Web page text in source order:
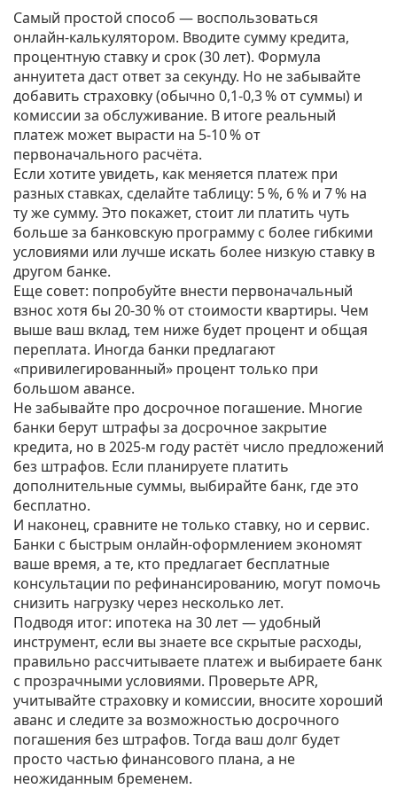
Самый простой способ — воспользоваться
онлайн‑калькулятором. Вводите сумму кредита,
процентную ставку и срок (30 лет). Формула
аннуитета даст ответ за секунду. Но не забывайте
добавить страховку (обычно 0,1‑0,3 % от суммы) и
комиссии за обслуживание. В итоге реальный
платеж может вырасти на 5‑10 % от
первоначального расчёта.
Если хотите увидеть, как меняется платеж при
разных ставках, сделайте таблицу: 5 %, 6 % и 7 % на
ту же сумму. Это покажет, стоит ли платить чуть
больше за банковскую программу с более гибкими
условиями или лучше искать более низкую ставку в
другом банке.
Еще совет: попробуйте внести первоначальный
взнос хотя бы 20‑30 % от стоимости квартиры. Чем
выше ваш вклад, тем ниже будет процент и общая
переплата. Иногда банки предлагают
«привилегированный» процент только при
большом авансе.
Не забывайте про досрочное погашение. Многие
банки берут штрафы за досрочное закрытие
кредита, но в 2025‑м году растёт число предложений
без штрафов. Если планируете платить
дополнительные суммы, выбирайте банк, где это
бесплатно.
И наконец, сравните не только ставку, но и сервис.
Банки с быстрым онлайн‑оформлением экономят
ваше время, а те, кто предлагает бесплатные
консультации по рефинансированию, могут помочь
снизить нагрузку через несколько лет.
Подводя итог: ипотека на 30 лет — удобный
инструмент, если вы знаете все скрытые расходы,
правильно рассчитываете платеж и выбираете банк
с прозрачными условиями. Проверьте APR,
учитывайте страховку и комиссии, вносите хороший
аванс и следите за возможностью досрочного
погашения без штрафов. Тогда ваш долг будет
просто частью финансового плана, а не
неожиданным бременем.